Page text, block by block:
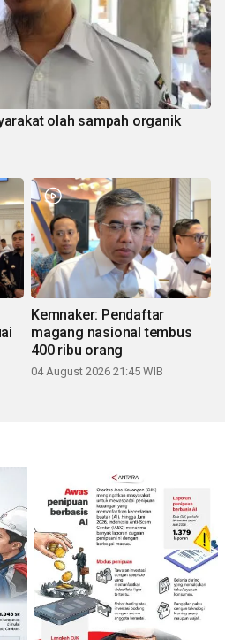
olah sampah organik
Kemnaker: Pendaftar
magang nasional tembus
400 ribu orang
04 August 2026 21:45 WIB